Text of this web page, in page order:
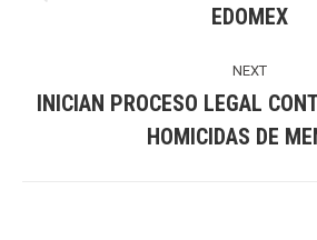
post:
EDOMEX
NEXT
post:
INICIAN PROCESO LEGAL
HOMICIDAS DE